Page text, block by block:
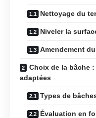
Nettoyage du
Niveler la
Amendement
Choix de la bâche
adaptées
Types de
Évaluation en